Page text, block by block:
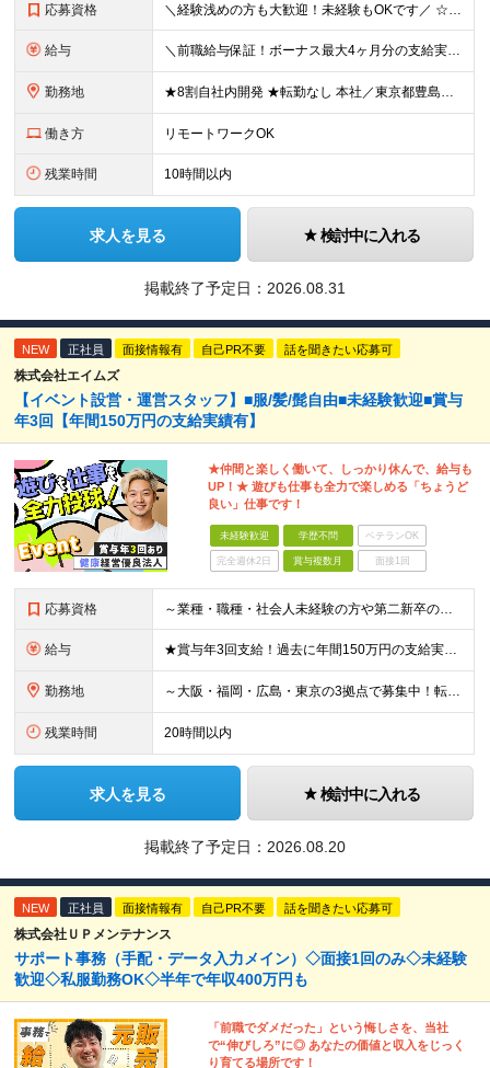
応募資格 ＼経験浅めの方も大歓迎！未経験もOKです／ ☆20～30代若手エンジニア活躍中！ ◆学歴不問 ◆第二新卒OK ＜こんな方にピッタリ！＞ ◇円滑にコミュニケーションを取れる方 ◇チームで協力して働き
給与 ＼前職給与保証！ボーナス最大4ヶ月分の支給実績あり！／ ◆年収350万円以上：月給24万円～＋賞与年2回＋報奨金年1回＋各種手当 ☆入社1年目の年収モデル 年収376万円（22歳・未経験入社1年目
勤務地 ★8割自社内開発 ★転勤なし 本社／東京都豊島区西池袋3-30-4 K＆Hビル7F ※本社での受託開発がメインですが、SESとしてプロジェクト先（関東）にて勤務する場合もあります ※(変更の範囲)
働き方 リモートワークOK
残業時間 10時間以内
求人を見る 検討中に入れる
掲載終了予定日： 2026.08.31
NEW 正社員 面接情報有 自己PR不要 話を聞きたい応募可
株式会社エイムズ
【イベント設営・運営スタッフ】■服/髪/髭自由■未経験歓迎■賞与
年3回【年間150万円の支給実績有】
★仲間と楽しく働いて、しっかり休んで、給与も
UP！★ 遊びも仕事も全力で楽しめる「ちょうど
良い」仕事です！
未経験歓迎 学歴不問 ベテランOK
完全週休2日 賞与複数月 面接1回
応募資格 ～業種・職種・社会人未経験の方や第二新卒の方も歓迎！～ ■学歴不問 ■35歳以下※若年層の長期キャリア形成を図るため ＼意欲重視の人物採用！ こんな方をお待ちしています／ ■チームでやり遂げる仕事が
給与 ★賞与年3回支給！過去に年間150万円の支給実績あり ■大阪・広島：月給23万3000円～35万円（固定残業代／月4万2000円～5万5000円含む） └試用期間中：月給22万5000円～（固定残業
勤務地 ～大阪・福岡・広島・東京の3拠点で募集中！転勤なし～ ※希望・住まいを考慮して決定します ■大阪支店 大阪府大阪市中央区瓦町3-3-16OWL瓦町ビル4Ｆ ■福岡本社 福岡県福岡市博多区博多駅東2
残業時間 20時間以内
求人を見る 検討中に入れる
掲載終了予定日： 2026.08.20
NEW 正社員 面接情報有 自己PR不要 話を聞きたい応募可
株式会社ＵＰメンテナンス
サポート事務（手配・データ入力メイン）◇面接1回のみ◇未経験
歓迎◇私服勤務OK◇半年で年収400万円も
「前職でダメだった」という悔しさを、当社
で“伸びしろ”に◎ あなたの価値と収入をじっく
り育てる場所です！